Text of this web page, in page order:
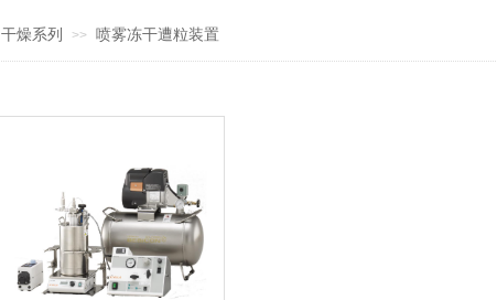
干燥系列 >> 喷雾冻干遭粒装置